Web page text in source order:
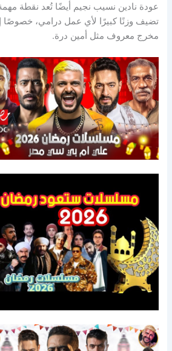
عودة نادين نسيب نجيم أيضًا تُعد نقطة
تضيف وزنًا كبيرًا لأي عمل درامي، خصوصًا
مخرج معروف مثل أمين درة.